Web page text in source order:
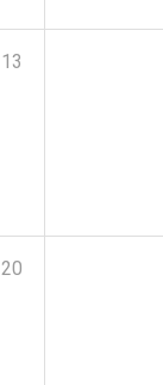
13
20